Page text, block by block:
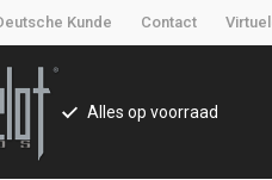
Kunde Contact
Alles op voorraad